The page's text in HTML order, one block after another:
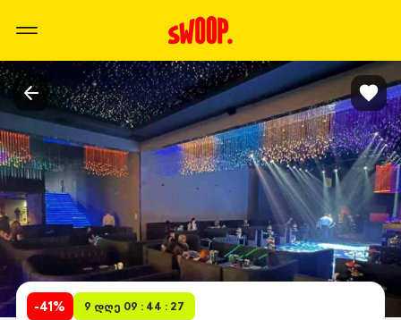
-41% 9 დღე 09 : 44 : 27